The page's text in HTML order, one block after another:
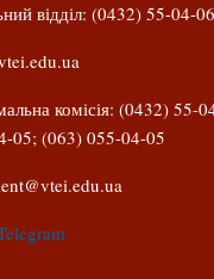
про переведення
місця державного замовлення
про старосту академічної
вищої освіти
відділ: (0432) 55-04-06
комісія: (0432) 55-
05; (063) 055-04-05